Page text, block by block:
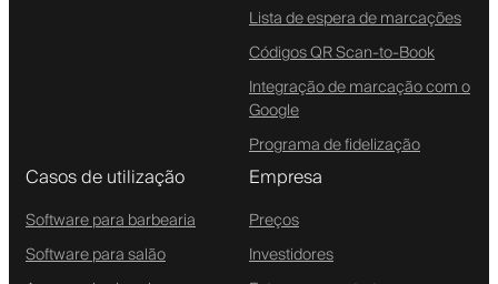
Lista de espera de marcações
Códigos QR Scan-to-Book
Integração de marcação com o
Google
Programa de fidelização
Casos de utilização
Software para barbearia
Software para salão
Empresa
Preços
Investidores